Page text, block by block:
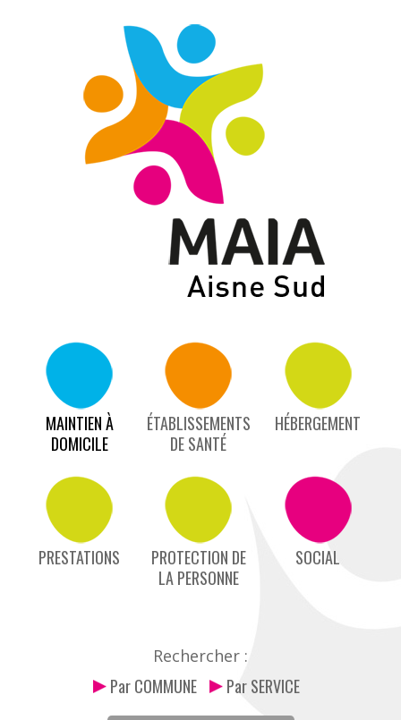
MAINTIEN À
DOMICILE
ÉTABLISSEMENTS
DE SANTÉ
HÉBERGEMENT
PRESTATIONS
PROTECTION DE
LA PERSONNE
SOCIAL
Rechercher :
Par COMMUNE Par SERVICE